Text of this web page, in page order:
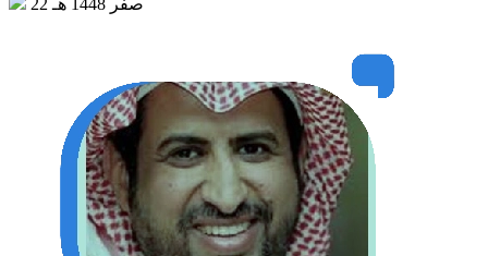
22 صفر 1448 هـ